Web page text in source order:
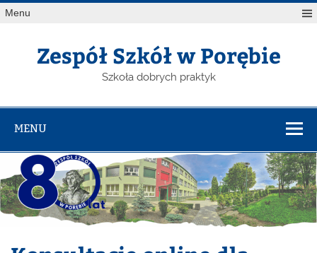
Menu
Zespół Szkół w Porębie
Szkoła dobrych praktyk
MENU